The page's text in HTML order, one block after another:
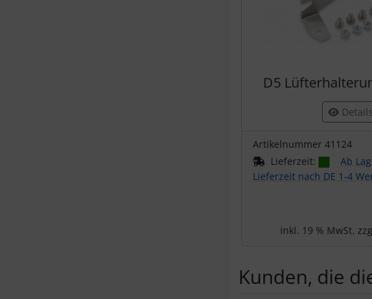
D5
Details
Artikelnummer 41124
Lieferzeit:
Ab
Lieferzeit nach DE 1-4
inkl. 19 % MwSt.
Kunden, die